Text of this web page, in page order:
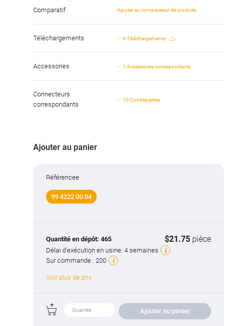
Comparatif Ajouter au comparateur de produits
Téléchargements 9 Téléchargements
Accessories 1 Accessoires correspondants
Connecteurs
correspondants
10 Contreparties
Ajouter au panier
Référencee
99 4222 00 04
Quantité en dépôt: 465 $21.75 pièce
Délai d'exécution en usine: 4 semaines
Sur commande : 200
Voir plus de prix
Ajouter au panier